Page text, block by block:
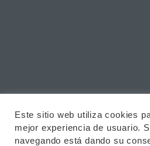
Este sitio web utiliza cookies
mejor experiencia de usuario.
navegando está dando su